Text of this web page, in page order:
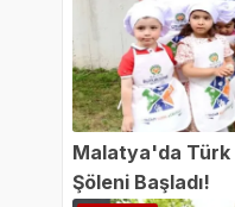
Malatya'da Türk
Şöleni Başladı!